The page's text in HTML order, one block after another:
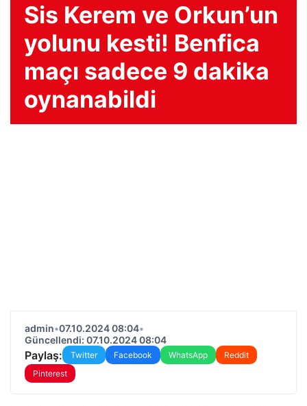
Sis Kerem ve Orkun’un
yolunu kesti! Benfica
maçı sadece 9 dakika
oynanabildi
admin•07.10.2024 08:04•
Güncellendi: 07.10.2024 08:04
Paylaş: Twitter Facebook WhatsApp
Reddit
Pinterest